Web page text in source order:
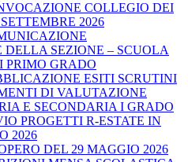
COLLEGIO DEI
2026
DELLA SEZIONE – SCUOLA
PRIMO GRADO
ESITI SCRUTINI
DI VALUTAZIONE
E SECONDARIA I GRADO
PROGETTI R-ESTATE IN
2026
DEL 29 MAGGIO 2026